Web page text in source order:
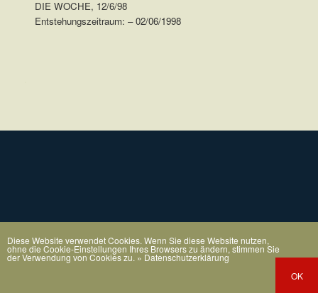
DIE WOCHE, 12/6/98
Entstehungszeitraum: – 02/06/1998
Diese Website verwendet Cookies. Wenn Sie diese Website nutzen,
ohne die Cookie-Einstellungen Ihres Browsers zu ändern, stimmen Sie
der Verwendung von Cookies zu. » Datenschutzerklärung
OK